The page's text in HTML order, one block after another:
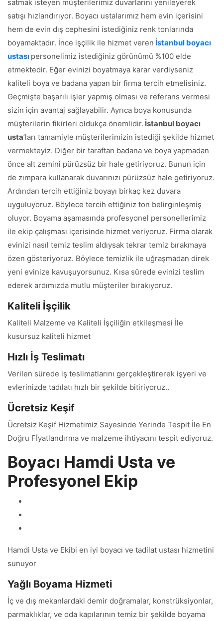
satmak isteyen müşterilerimiz duvarlarını yenileyerek
satışı hızlandırıyor. Boyacı ustalarımız hem evin içerisini
hem de evin dış cephesini istediğiniz renk tonlarında
boyamaktadır. İnce işçilik ile hizmet veren İstanbul boyacı
ustası personelimiz istediğiniz görünümü %100 elde
etmektedir. Eğer evinizi boyatmaya karar verdiyseniz
kaliteli boya ve badana yapan bir firma tercih etmelisiniz.
Geçmişte başarılı işler yapmış olması ve referans vermesi
sizin için avantaj sağlayabilir. Ayrıca boya konusunda
müşterilerin fikirleri oldukça önemlidir. İstanbul boyacı
usta’ları tamamiyle müşterilerimizin istediği şekilde hizmet
vermekteyiz. Diğer bir taraftan badana ve boya yapmadan
önce alt zemini pürüzsüz bir hale getiriyoruz. Bunun için
de zımpara kullanarak duvarınızı pürüzsüz hale getiriyoruz.
Ardından tercih ettiğiniz boyayı birkaç kez duvara
uyguluyoruz. Böylece tercih ettiğiniz ton belirginleşmiş
oluyor. Boyama aşamasında profesyonel personellerimiz
ile ekip çalışması içerisinde hizmet veriyoruz. Firma olarak
evinizi nasıl temiz teslim aldıysak tekrar temiz bırakmaya
özen gösteriyoruz. Böylece temizlik ile uğraşmadan direk
yeni evinize kavuşuyorsunuz. Kısa sürede evinizi teslim
ederek ardımızda mutlu müşteriler bırakıyoruz.
Kaliteli İşçilik
Kaliteli Malzeme ve Kaliteli İşçiliğin etkileşmesi İle
kusursuz kaliteli hizmet
Hızlı İş Teslimatı
Verilen sürede iş teslimatlarını gerçekleştirerek işyeri ve
evlerinizde tadılatı hızlı bir şekilde bitiriyoruz..
Ücretsiz Keşif
Ücretsiz Keşif Hizmetimiz Sayesinde Yerinde Tespit İle En
Doğru Fİyatlandırma ve malzeme ihtiyacını tespit ediyoruz.
Boyacı Hamdi Usta ve
Profesyonel Ekip
Hamdi Usta ve Ekibi en iyi boyacı ve tadilat ustası hizmetini
sunuyor
Yağlı Boyama Hizmeti
İç ve dış mekanlardaki demir doğramalar, konstrüksiyonlar,
parmaklıklar, ve oda kapılarının temiz bir şekilde boyama